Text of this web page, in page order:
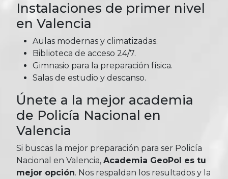
Instalaciones de primer nivel
en Valencia
Aulas modernas y climatizadas.
Biblioteca de acceso 24/7.
Gimnasio para la preparación física.
Salas de estudio y descanso.
Únete a la mejor academia
de Policía Nacional en
Valencia
Si buscas la mejor preparación para ser Policía
Nacional en Valencia, Academia GeoPol es tu
mejor opción. Nos respaldan los resultados y la